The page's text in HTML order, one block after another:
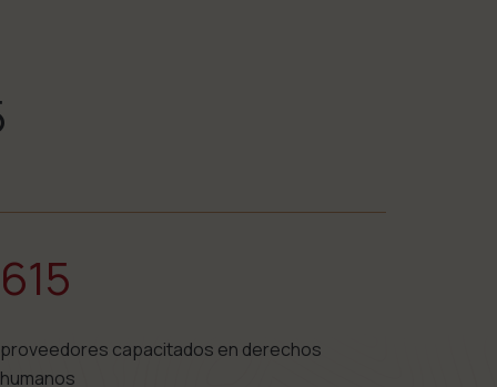
615
proveedores capacitados en derechos
humanos